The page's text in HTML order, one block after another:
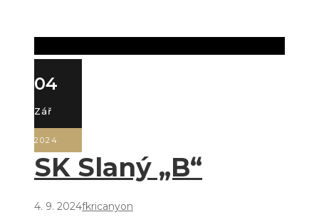
04
Zář
2024
SK Slaný „B“
4. 9. 2024fkricanyon